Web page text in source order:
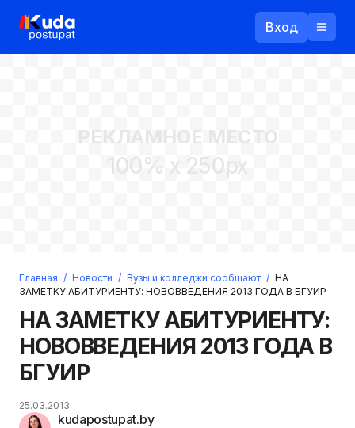
Вход
Войти
Регистрация
Прислать пароль
РЕКЛАМНОЕ МЕСТО
100% x 250px
Главная / Новости / Вузы и колледжи сообщают / НА
ЗАМЕТКУ АБИТУРИЕНТУ: НОВОВВЕДЕНИЯ 2013 ГОДА В БГУИР
НА ЗАМЕТКУ АБИТУРИЕНТУ:
НОВОВВЕДЕНИЯ 2013 ГОДА В
БГУИР
kudapostupat.by
25.03.2013